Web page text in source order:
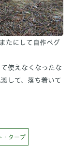
たにして自作ペグ
使えなくなったな
して、落ち着いて
・タープ